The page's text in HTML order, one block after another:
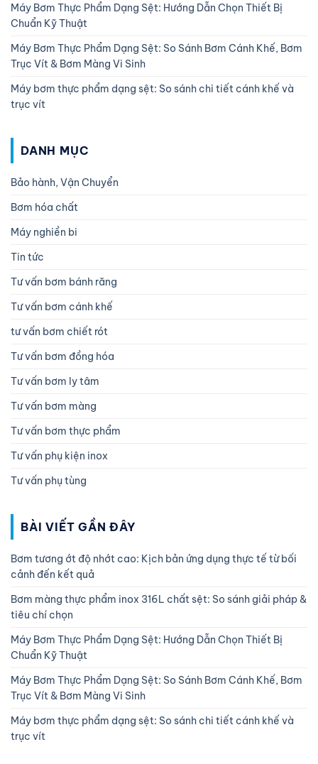
Máy Bơm Thực Phẩm Dạng Sệt: Hướng Dẫn Chọn Thiết Bị
Chuẩn Kỹ Thuật
Máy Bơm Thực Phẩm Dạng Sệt: So Sánh Bơm Cánh Khế, Bơm
Trục Vít & Bơm Màng Vi Sinh
Máy bơm thực phẩm dạng sệt: So sánh chi tiết cánh khế và
trục vít
DANH MỤC
Bảo hành, Vận Chuyển
Bơm hóa chất
Máy nghiền bi
Tin tức
Tư vấn bơm bánh răng
Tư vấn bơm cánh khế
tư vấn bơm chiết rót
Tư vấn bơm đồng hóa
Tư vấn bơm ly tâm
Tư vấn bơm màng
Tư vấn bơm thực phẩm
Tư vấn phụ kiện inox
Tư vấn phụ tùng
BÀI VIẾT GẦN ĐÂY
Bơm tương ớt độ nhớt cao: Kịch bản ứng dụng thực tế từ bối
cảnh đến kết quả
Bơm màng thực phẩm inox 316L chất sệt: So sánh giải pháp &
tiêu chí chọn
Máy Bơm Thực Phẩm Dạng Sệt: Hướng Dẫn Chọn Thiết Bị
Chuẩn Kỹ Thuật
Máy Bơm Thực Phẩm Dạng Sệt: So Sánh Bơm Cánh Khế, Bơm
Trục Vít & Bơm Màng Vi Sinh
Máy bơm thực phẩm dạng sệt: So sánh chi tiết cánh khế và
trục vít